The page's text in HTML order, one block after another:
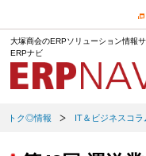
大塚商会のERPソリューション情報サ
ERPナビ
トク◎情報 IT＆ビジネスコラ